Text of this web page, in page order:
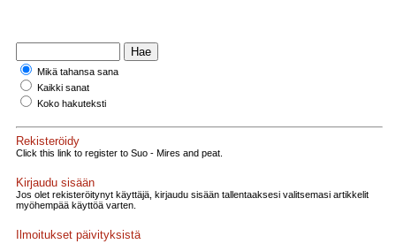
Mikä tahansa sana
Kaikki sanat
Koko hakuteksti
Rekisteröidy
Click this link to register to Suo - Mires and peat.
Kirjaudu sisään
Jos olet rekisteröitynyt käyttäjä, kirjaudu sisään tallentaaksesi valitsemasi artikkelit
myöhempää käyttöä varten.
Ilmoitukset päivityksistä